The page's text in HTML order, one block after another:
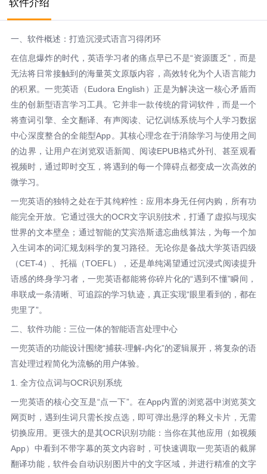
软件介绍
一、软件概述：打造沉浸式语言习得闭环
在信息爆炸的时代，英语学习者的痛点早已不是“资源匮乏”，而是
无法将日常接触到的海量英文原版内容，高效转化为个人语言能力
的积累。一兜英语（Eudora English）正是为解决这一核心矛盾而
生的创新型语言学习工具。它并非一款传统的背词软件，而是一个
将查词引擎、全文翻译、有声阅读、记忆训练系统与个人学习数据
中心深度整合的全能型App。其核心理念在于消除学习与使用之间
的边界，让用户在浏览双语新闻、阅读EPUB格式外刊、甚至观看
视频时，通过即时交互，将遇到的每一个障碍点都变成一次高效的
微学习。
一兜英语的独特之处在于其纯粹性：应用本身无任何内购，所有功
能完全开放。它通过强大的OCR文字识别技术，打通了虚拟与现实
世界的文本壁垒；通过智能的艾宾浩斯遗忘曲线算法，为每一个加
入生词本的词汇规划科学的复习路径。无论你是备战大学英语四级
（CET-4）、托福（TOEFL），还是单纯渴望通过沉浸式阅读提升
语感的终身学习者，一兜英语都能将你碎片化的“遇到不懂”瞬间，
串联成一条清晰、可追踪的学习轨迹，真正实现“眼里看到的，都在
兜里了”。
二、软件功能：三位一体的智能语言处理中心
一兜英语的功能设计围绕“捕获-理解-内化”的逻辑展开，将复杂的语
言处理过程简化为流畅的用户体验。
1. 全方位点词与OCR识别系统
一兜英语的核心交互是“点一下”。在App内置的浏览器中浏览英文
网页时，遇到生词只需长按点选，即可弹出悬浮的释义卡片，无需
切换应用。更强大的是其OCR识别功能：当你在其他应用（如视频
App）中看到不带字幕的英文内容时，可快速调取一兜英语的截屏
翻译功能，软件会自动识别图片中的文字区域，并进行精准的文字